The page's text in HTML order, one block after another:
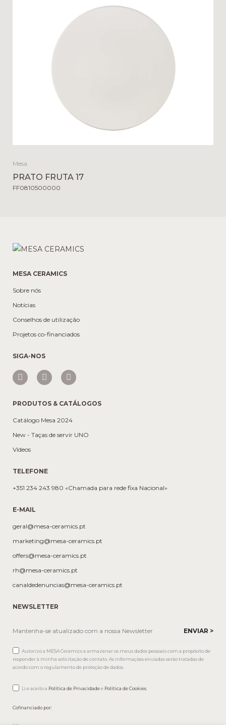
Mesa
PRATO FRUTA 17
FF0810500000
MESA CERAMICS
Sobre nós
Notícias
Conselhos de utilização
Projetos co-financiados
SIGA-NOS
PRODUTOS & CATÁLOGOS
Catálogo Mesa 2024
New - Taças de servir UNO
Vídeos
TELEFONE
+351 234 243 980 «Chamada para rede fixa Nacional»
E-MAIL
geral@mesa-ceramics.pt
marketing@mesa-ceramics.pt
offers@mesa-ceramics.pt
rh@mesa-ceramics.pt
canaldedenuncias@mesa-ceramics.pt
NEWSLETTER
Autorizo a MESA Ceramics a armazenar os meus dados pessoais com a propósito de
responder à minha solicitação de contato. As informações enviadas serão tratadas de
acordo com o regulamento de proteção de dados.
Li e aceito a Política de Privacidadee Política de Cookies
Cofinanciado por: